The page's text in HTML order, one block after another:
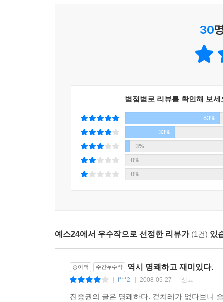
유일하게 객관적인 방식이라 생각하나, 파노
그것은 가능한 많은 투시법 중의 하나에 불과하
러시아 성상에 적용된 역원근법이다.
르네상스 원근법은 움직이지 않는 시점을 전제
성상에서는 시점이 움직인다. 이렇게 움직이
흥미로운 표현이 등장한다.
5장에서는 셰긴의 저서를 토대로 러시아 성상
완전히 성숙한 투시법이다. 매우 엄격한 원칙에
형태와 색채는 인물과 사물의 재현에 사용되었고
한 그림의 의미는 당대인에게는 직관적으로 알
그러다 보면 어느 순간 그림을 봐도 더 이상 의
필요한 것이다.
발휘하는 것이 비평가다. 따라서 미술을 이해
‘모던’(modern)이라 부르는 시대는 과거와는 완
고전예술의 붕괴 과정을 살펴보게 된다. 이로써
하나 더! 이러한 체계적 접근은 동시에 작은 예술
수 있다. 여기서 다루어지는 양식들은 다음과 같
(9장), 신고전주의(10장), 낭만주의(11장), 모더니
30
별점별로 리뷰를 확인해 보세
63%
33%
3%
0%
0%
예스24에서 우수작으로 선정한 리뷰가 (1건) 있
종이책 주간우수작 역시 명쾌하고 재미있다.
f***2 2008-05-27 신고
진중권의 글은 명쾌하다. 겉치레가 없다보니